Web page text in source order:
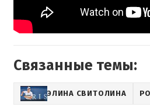
Связанные темы:
ЭЛИНА СВИТОЛИНА